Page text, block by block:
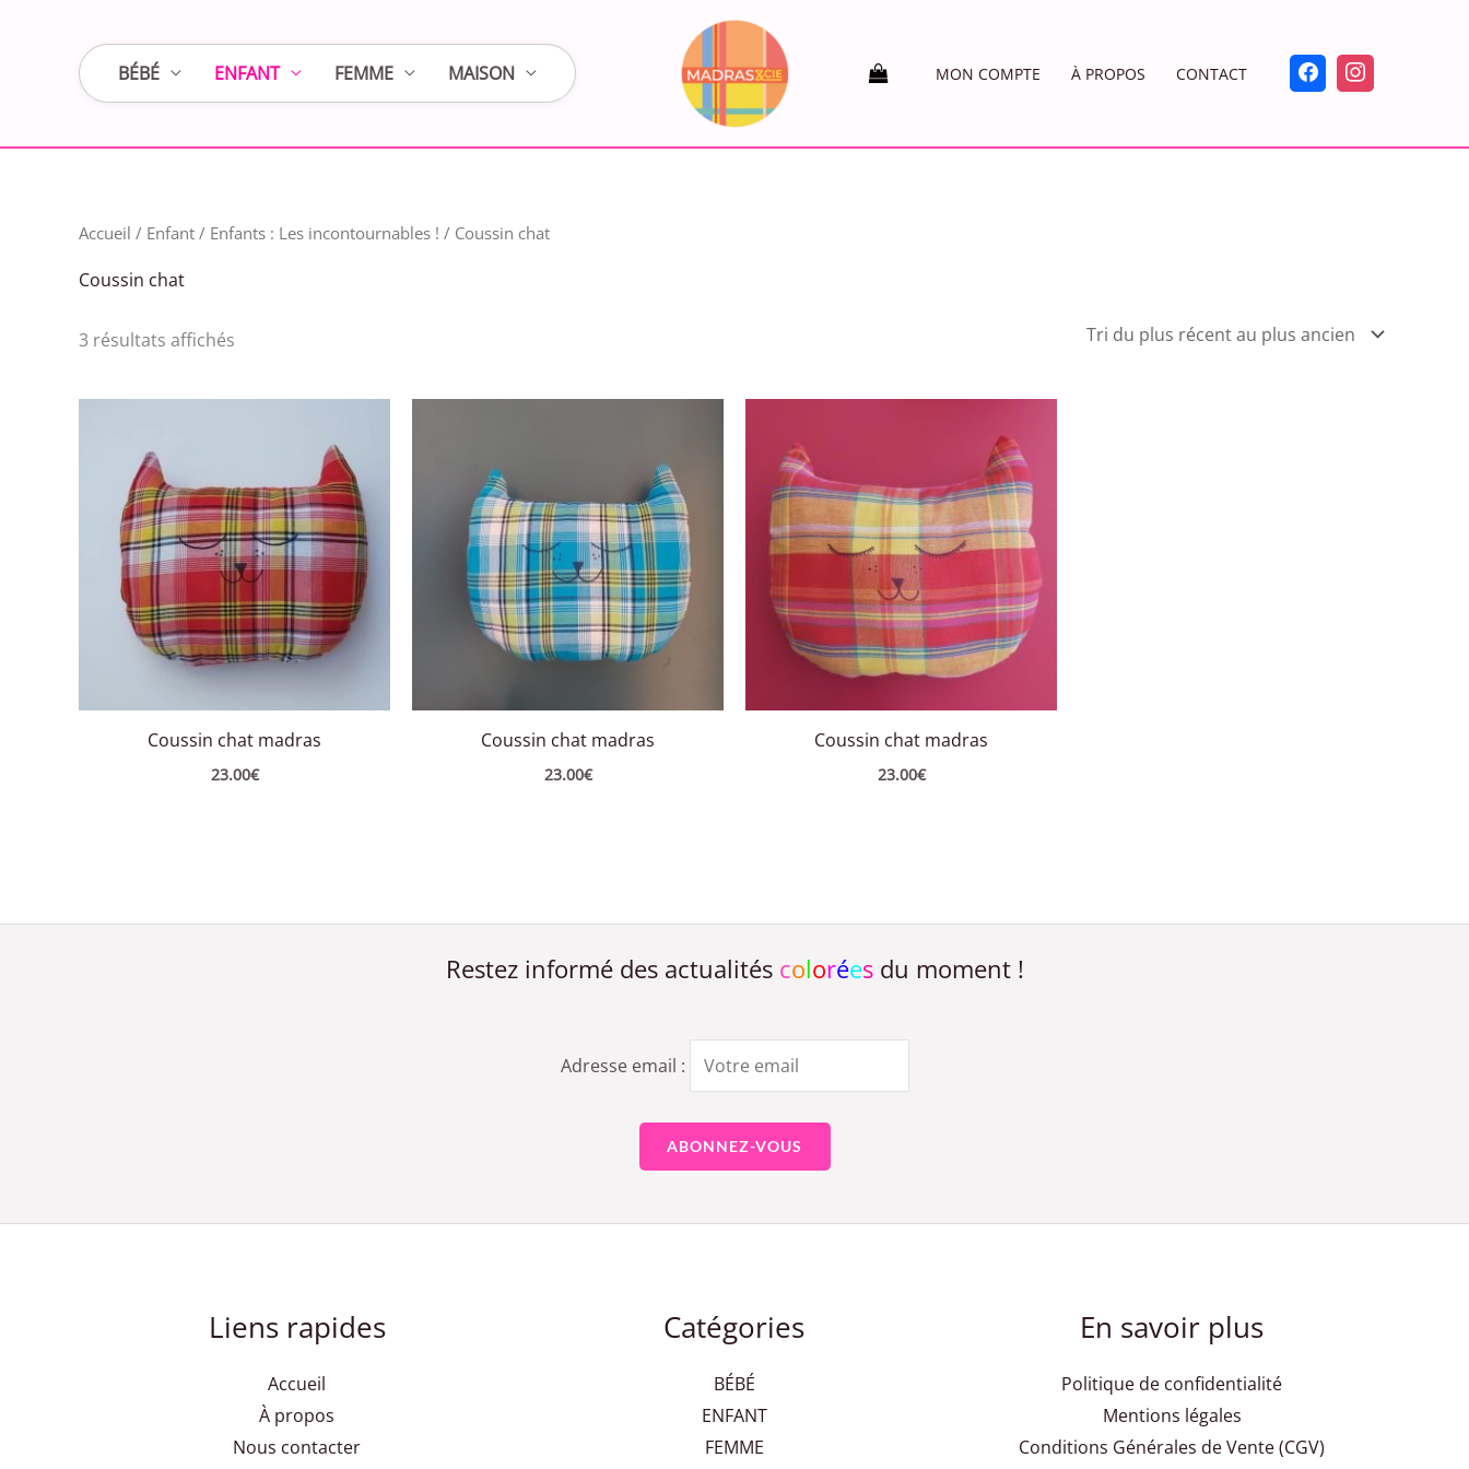
BÉBÉ ENFANT FEMME MAISON MON COMPTE À PROPOS CONTACT
Accueil / Enfant / Enfants : Les incontournables ! / Coussin chat
Coussin chat
3 résultats affichés
Trié
du
Coussin chat madras
23.00€
Coussin chat madras
23.00€
Coussin chat madras
23.00€
Restez informé des actualités coloréesdu moment !
Adresse email :
Liens rapides
Accueil
À propos
Nous contacter
Catégories
BÉBÉ
ENFANT
FEMME
En savoir plus
Politique de confidentialité
Mentions légales
Conditions Générales de Vente (CGV)